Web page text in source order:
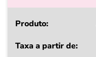
Produto